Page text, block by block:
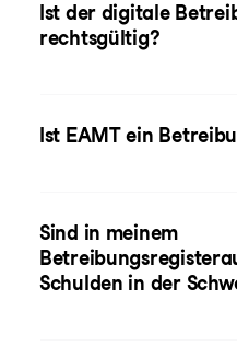
Ist der digitale
rechtsgültig?
Ist EAMT ein
Sind in meinem
Schulden in der